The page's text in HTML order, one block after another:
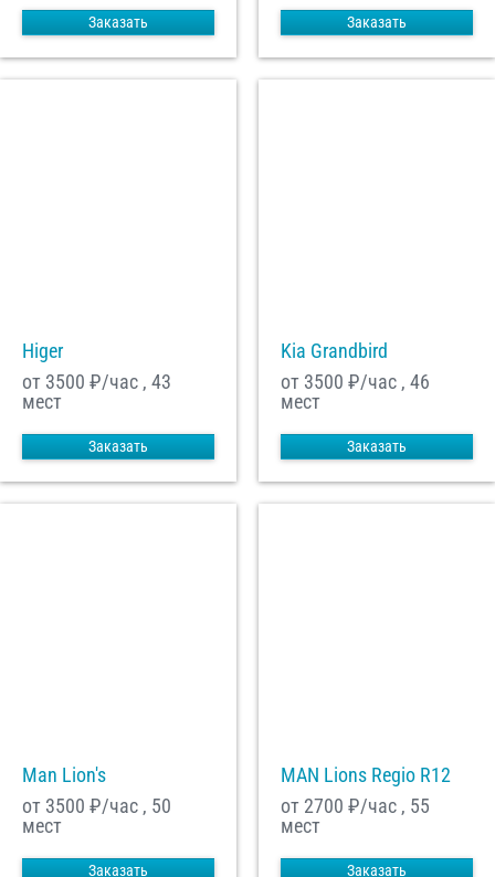
Заказать Заказать
Higer
от 3500 ₽/час , 43
мест
Заказать
Kia Grandbird
от 3500 ₽/час , 46
мест
Заказать
Man Lion's
от 3500 ₽/час , 50
мест
Заказать
MAN Lions Regio R12
от 2700 ₽/час , 55
мест
Заказать